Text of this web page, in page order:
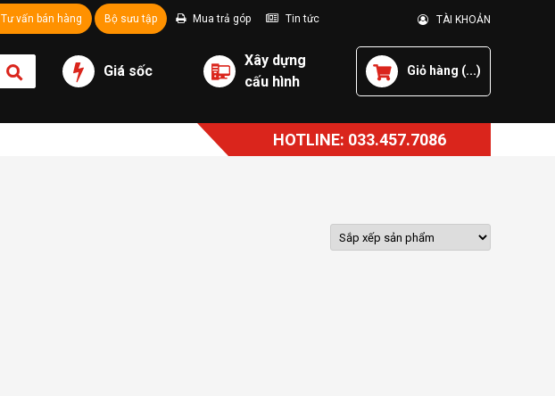
Tư vấn bán hàng Bộ sưu tập Mua trả góp Tin tức TÀI KHOẢN
Giá sốc
Xây dựng
cấu hình
Giỏ hàng (...)
HOTLINE: 033.457.7086